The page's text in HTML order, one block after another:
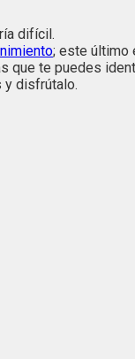
difícil.
; este último
que te puedes
y disfrútalo.